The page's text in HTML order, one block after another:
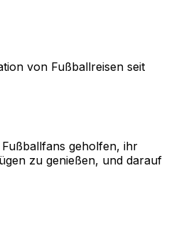
von Fußballreisen seit
geholfen, ihr
zu genießen, und darauf